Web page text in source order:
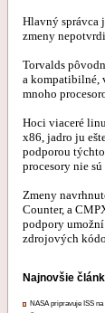
Hlavný správca
zmeny
Torvalds
a kompatibilné,
mnoho
Hoci viaceré
x86, jadro ju
podporou
procesory nie
Zmeny
Counter, a
podpory
zdrojových
Najnovšie
NASA pripravuje ISS